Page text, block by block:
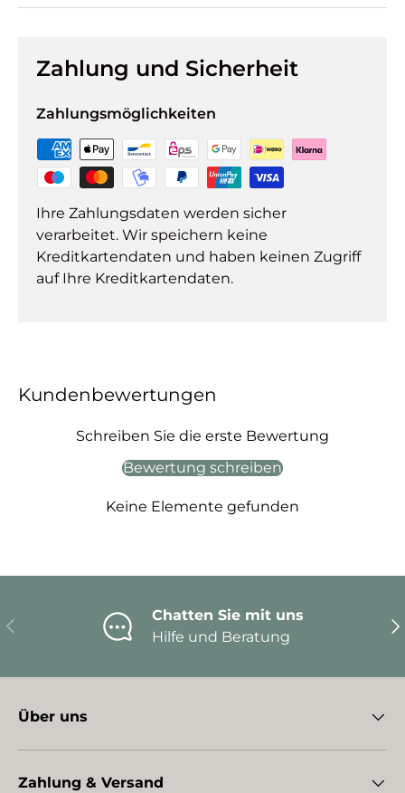
Zahlung und Sicherheit
Zahlungsmöglichkeiten
Ihre Zahlungsdaten werden sicher
verarbeitet. Wir speichern keine
Kreditkartendaten und haben keinen Zugriff
auf Ihre Kreditkartendaten.
Kundenbewertungen
Schreiben Sie die erste Bewertung
Bewertung schreiben
Keine Elemente gefunden
Vorherige
Chatten Sie mit uns
Hilfe und Beratung
Über uns
Zahlung & Versand